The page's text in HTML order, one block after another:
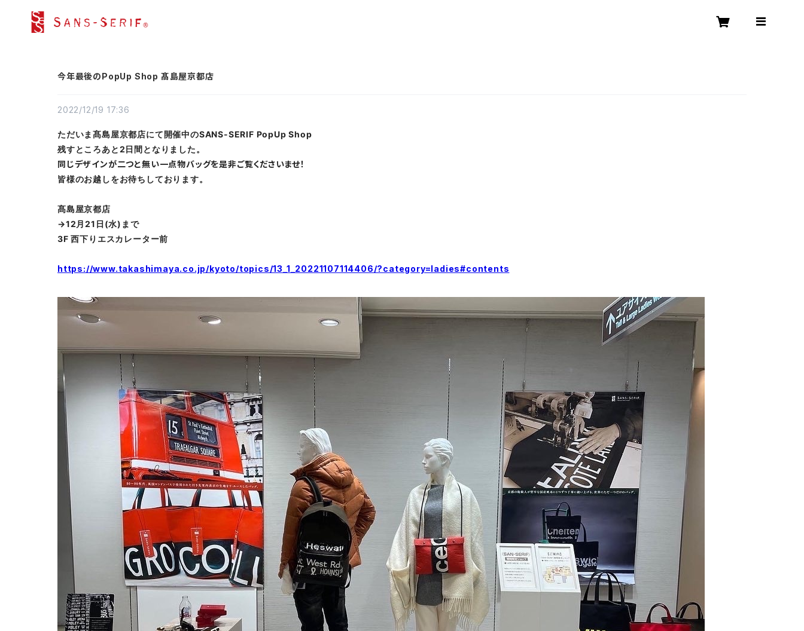
今年最後のPopUp Shop 髙島屋京都店
2022/12/19 17:36
ただいま髙島屋京都店にて開催中のSANS-SERIF PopUp Shop
残すところあと2日間となりました。
同じデザインが二つと無い一点物バッグを是非ご覧くださいませ！
皆様のお越しをお待ちしております。
髙島屋京都店
→12月21日(水)まで
3F 西下りエスカレーター前
https://www.takashimaya.co.jp/kyoto/topics/13_1_20221107114406/?category=ladies#contents